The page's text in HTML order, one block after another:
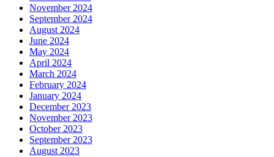
November 2024
September 2024
August 2024
June 2024
May 2024
April 2024
March 2024
February 2024
January 2024
December 2023
November 2023
October 2023
September 2023
August 2023